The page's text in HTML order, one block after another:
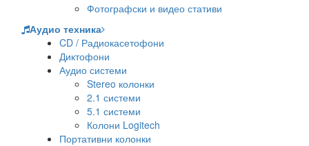
Фотографски и видео стативи
Аудио техника
CD / Радиокасетофони
Диктофони
Аудио системи
Stereo колонки
2.1 системи
5.1 системи
Колони Logitech
Портативни колонки